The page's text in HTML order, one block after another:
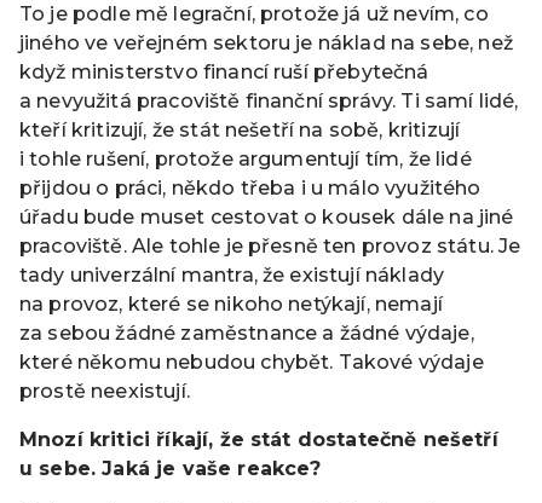
To je podle mě legrační, protože já už nevím, co
jiného ve veřejném sektoru je náklad na sebe, než
když ministerstvo financí ruší přebytečná
a nevyužitá pracoviště finanční správy. Ti samí lidé,
kteří kritizují, že stát nešetří na sobě, kritizují
i tohle rušení, protože argumentují tím, že lidé
přijdou o práci, někdo třeba i u málo využitého
úřadu bude muset cestovat o kousek dále na jiné
pracoviště. Ale tohle je přesně ten provoz státu. Je
tady univerzální mantra, že existují náklady
na provoz, které se nikoho netýkají, nemají
za sebou žádné zaměstnance a žádné výdaje,
které někomu nebudou chybět. Takové výdaje
prostě neexistují.
Mnozí kritici říkají, že stát dostatečně nešetří
u sebe. Jaká je vaše reakce?